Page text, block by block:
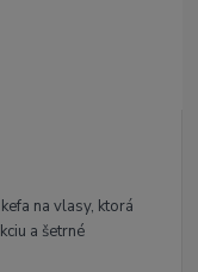
na vlasy, ktorá
a šetrné